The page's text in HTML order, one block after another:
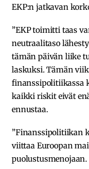
EKP:n jatkavan
”EKP toimitti taas
neutraalitaso
tämän päivän liike
laskuksi. Tämän
finanssipolitiikassa
kaikki riskit eivät
ennustaa.
”Finanssipolitiikan
viittaa Euroopan
puolustusmenojaan.